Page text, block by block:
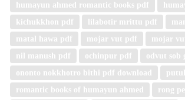
humayun ahmed romantic books pdf
kichukkhon pdf
lilabotir mrittu pdf
matal hawa pdf
mojar vut pdf
mojar
nil manush pdf
ochinpur pdf
odvut sob
ononto nokkhotro bithi pdf download
putul
romantic books of humayun ahmed
rong